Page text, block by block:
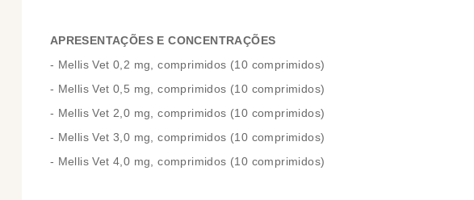
APRESENTAÇÕES E CONCENTRAÇÕES
- Mellis Vet 0,2 mg, comprimidos (10 comprimidos)
- Mellis Vet 0,5 mg, comprimidos (10 comprimidos)
- Mellis Vet 2,0 mg, comprimidos (10 comprimidos)
- Mellis Vet 3,0 mg, comprimidos (10 comprimidos)
- Mellis Vet 4,0 mg, comprimidos (10 comprimidos)